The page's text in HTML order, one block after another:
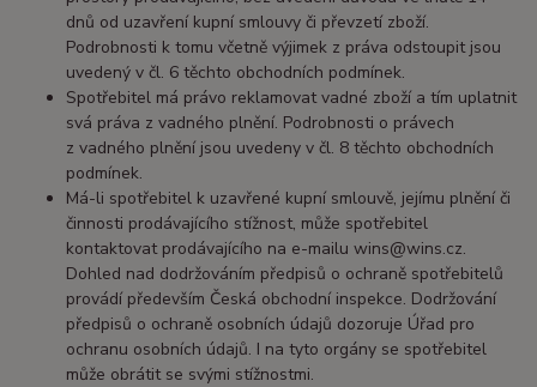
dnů od uzavření kupní smlouvy či převzetí zboží.
Podrobnosti k tomu včetně výjimek z práva odstoupit jsou
uvedený v čl. 6 těchto obchodních podmínek.
Spotřebitel má právo reklamovat vadné zboží a tím uplatnit
svá práva z vadného plnění. Podrobnosti o právech
z vadného plnění jsou uvedeny v čl. 8 těchto obchodních
podmínek.
Má-li spotřebitel k uzavřené kupní smlouvě, jejímu plnění či
činnosti prodávajícího stížnost, může spotřebitel
kontaktovat prodávajícího na e-mailu wins@wins.cz.
Dohled nad dodržováním předpisů o ochraně spotřebitelů
provádí především Česká obchodní inspekce. Dodržování
předpisů o ochraně osobních údajů dozoruje Úřad pro
ochranu osobních údajů. I na tyto orgány se spotřebitel
může obrátit se svými stížnostmi.